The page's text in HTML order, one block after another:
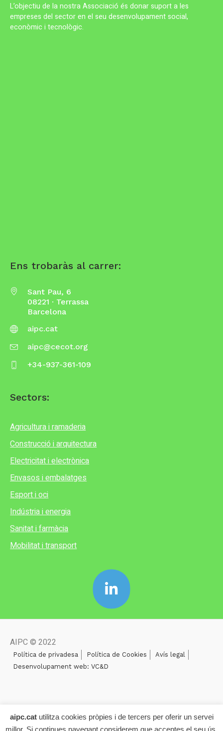
L’objectiu de la nostra Associació és donar suport a les
empreses del sector en el seu desenvolupament social,
econòmic i tecnològic.
Ens trobaràs al carrer:
Sant Pau, 6
08221 · Terrassa
Barcelona
aipc.cat
aipc@cecot.org
+34-937-361-109
Sectors:
Agricultura i ramaderia
Construcció i arquitectura
Electricitat i electrònica
Envasos i embalatges
Esport i oci
Indústria i energia
Sanitat i farmàcia
Mobilitat i transport
AIPC © 2022
Política de privadesa Política de Cookies
Avís legal
Desenvolupament web: VC&D
aipc.catutilitza cookies pròpies i de tercers per oferir un servei
millor. Si continues navegant considerem que acceptes el seu ús.